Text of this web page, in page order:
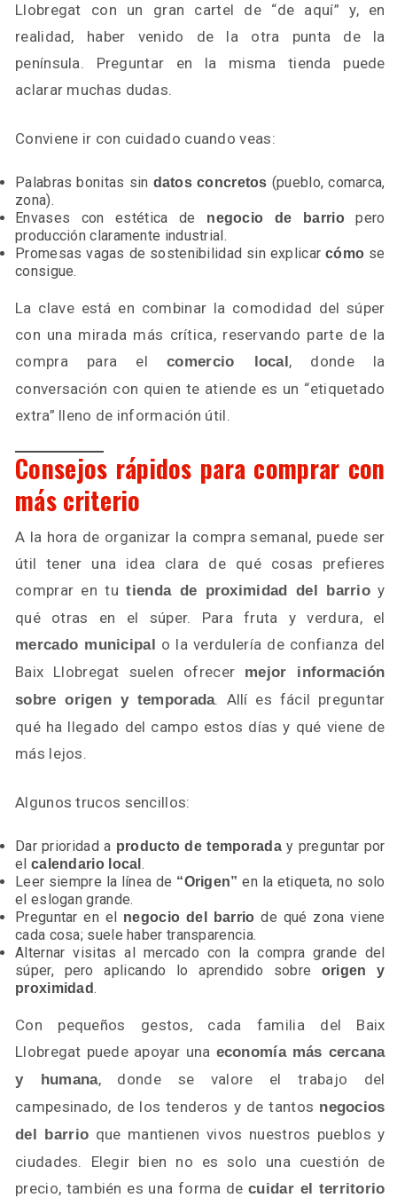
Llobregat con un gran cartel de “de aquí” y, en
realidad, haber venido de la otra punta de la
península. Preguntar en la misma tienda puede
aclarar muchas dudas.
Conviene ir con cuidado cuando veas:
Palabras bonitas sin datos concretos (pueblo, comarca,
zona).
Envases con estética de
negocio de barriopero
producción claramente industrial.
Promesas vagas de sostenibilidad sin explicarcómo se
consigue.
La clave está en combinar la comodidad del súper
con una mirada más crítica, reservando parte de la
compra para el comercio local, donde la
conversación con quien te atiende es un “etiquetado
extra” lleno de información útil.
Consejos rápidos para comprar con
más criterio
A la hora de organizar la compra semanal, puede ser
útil tener una idea clara de qué cosas prefieres
comprar en tutienda de proximidad del barrio y
qué otras en el súper. Para fruta y verdura, el
mercado municipal o la verdulería de confianza del
Baix Llobregat suelen ofrecer mejor información
sobre origen y temporada. Allí es fácil preguntar
qué ha llegado del campo estos días y qué viene de
más lejos.
Algunos trucos sencillos:
Dar prioridad a producto de temporaday preguntar por
el calendario local .
Leer siempre la línea de “Origen” en la etiqueta, no solo
el eslogan grande.
Preguntar en el negocio del barrio de qué zona viene
cada cosa; suele haber transparencia.
Alternar visitas al mercado con la compra grande del
súper, pero aplicando lo aprendido sobre origen y
proximidad.
Con pequeños gestos, cada familia del Baix
Llobregat puede apoyar una economía más cercana
y humana, donde se valore el trabajo del
campesinado, de los tenderos y de tantos negocios
del barrio que mantienen vivos nuestros pueblos y
ciudades. Elegir bien no es solo una cuestión de
precio, también es una forma decuidar el territorio